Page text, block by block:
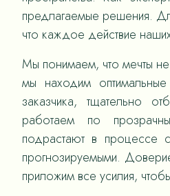
предлагаемые решения.
что каждое действие
Мы понимаем, что мечты
мы находим
заказчика, тщательно
работаем по
подрастают в процессе
прогнозируемыми.
приложим все усилия,